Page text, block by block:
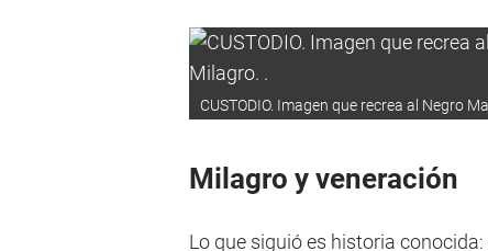
CUSTODIO. Imagen que recrea al Negro
Milagro y veneración
Lo que siguió es historia